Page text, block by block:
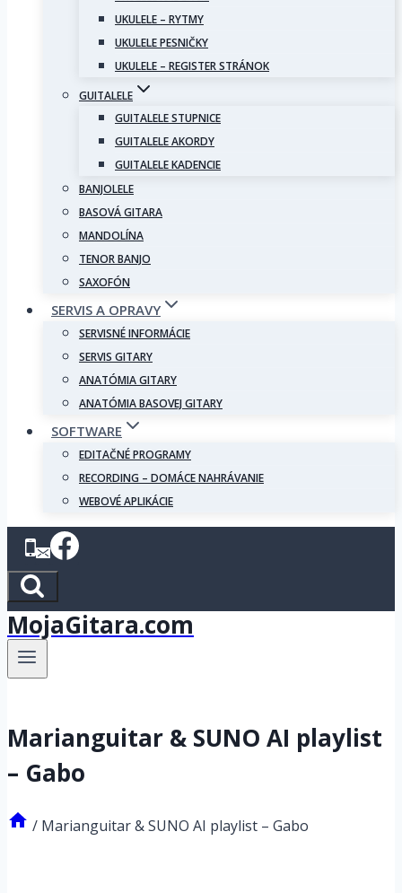
UKULELE – RYTMY
UKULELE PESNIČKY
UKULELE – REGISTER STRÁNOK
GUITALELE
GUITALELE STUPNICE
GUITALELE AKORDY
GUITALELE KADENCIE
BANJOLELE
BASOVÁ GITARA
MANDOLÍNA
TENOR BANJO
SAXOFÓN
SERVIS A OPRAVY
SERVISNÉ INFORMÁCIE
SERVIS GITARY
ANATÓMIA GITARY
ANATÓMIA BASOVEJ GITARY
SOFTWARE
EDITAČNÉ PROGRAMY
RECORDING – DOMÁCE NAHRÁVANIE
WEBOVÉ APLIKÁCIE
MojaGitara.com
Marianguitar & SUNO AI playlist
– Gabo
/ Marianguitar & SUNO AI playlist – Gabo